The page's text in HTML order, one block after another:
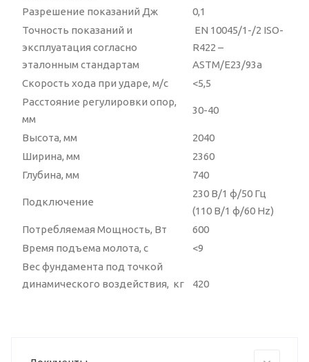
Разрешение показаний Дж
0,1
Точность показаний и
эксплуатация согласно
эталонным стандартам
EN 10045/1-/2 ISO-
R422 –
ASTM/E23/93a
Скорость хода при ударе, м/с
<5,5
Расстояние регулировки опор,
мм
30-40
Высота, мм
2040
Ширина, мм
2360
Глубина, мм
740
Подключение
230 В/1 ф/50 Гц
(110 В/1 ф/60 Hz)
Потребляемая Мощность, Вт
600
Время подъема молота, с
<9
Вес фундамента под точкой
динамического воздействия, кг
420